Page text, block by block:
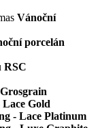
Vánoční
porcelán
RSC
Gold
- Lace Platinum